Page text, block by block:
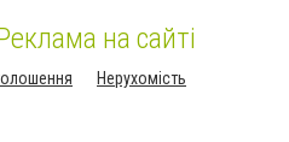
на сайті
Нерухомість